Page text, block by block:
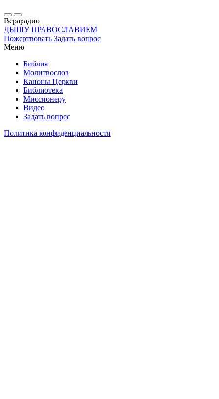
Верарадио
ДЫШУ ПРАВОСЛАВИЕМ
Пожертвовать Задать вопрос
Меню
Библия
Молитвослов
Каноны Церкви
Библиотека
Миссионеру
Видео
Задать вопрос
Политика конфиденциальности